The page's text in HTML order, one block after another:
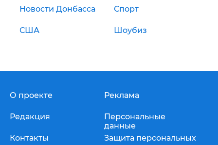
Новости Донбасса Спорт
США Шоубиз
О проекте
Редакция
Контакты
Реклама
Персональные
данные
Защита персональных